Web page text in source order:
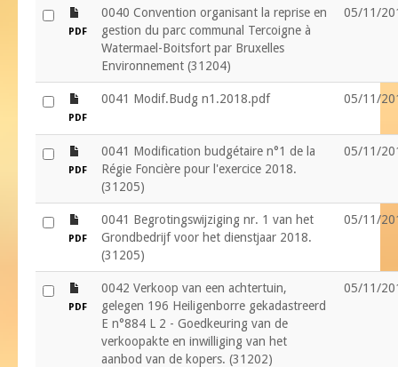
PDF
0040 Convention organisant la reprise en
gestion du parc communal Tercoigne à
Watermael-Boitsfort par Bruxelles
Environnement (31204)
05/11/
PDF
0041 Modif.Budg n1.2018.pdf 05/11/
PDF
0041 Modification budgétaire n°1 de la
Régie Foncière pour l'exercice 2018.
(31205)
05/11/
PDF
0041 Begrotingswijziging nr. 1 van het
Grondbedrijf voor het dienstjaar 2018.
(31205)
05/11/
PDF
0042 Verkoop van een achtertuin,
gelegen 196 Heiligenborre gekadastreerd
E n°884 L 2 - Goedkeuring van de
verkoopakte en inwilliging van het
aanbod van de kopers. (31202)
05/11/